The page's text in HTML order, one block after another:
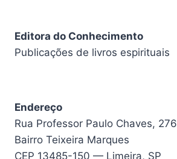
Editora do Conhecimento
Publicações de livros espirituais
Endereço
Rua Professor Paulo Chaves, 276
Bairro Teixeira Marques
CEP 13485-150 — Limeira, SP